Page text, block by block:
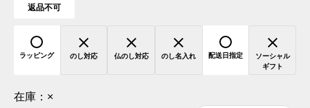
返品不可
ラッピング のし対応 仏のし対応 のし名入れ 配送日指定
ソーシャル
ギフト
在庫： ×